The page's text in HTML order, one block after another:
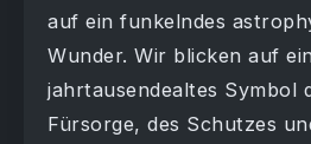
auf ein funkelndes
Wunder. Wir blicken auf
jahrtausendealtes Symbol
Fürsorge, des Schutzes